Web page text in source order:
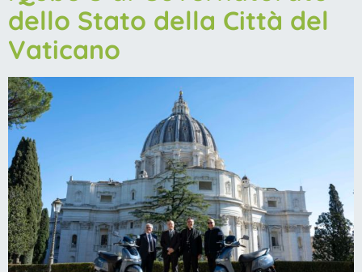
dello Stato della Città del
Vaticano